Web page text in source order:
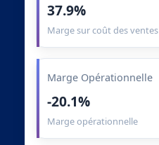
37.9%
Marge sur coût des ventes
Marge Opérationnelle
-20.1%
Marge opérationnelle